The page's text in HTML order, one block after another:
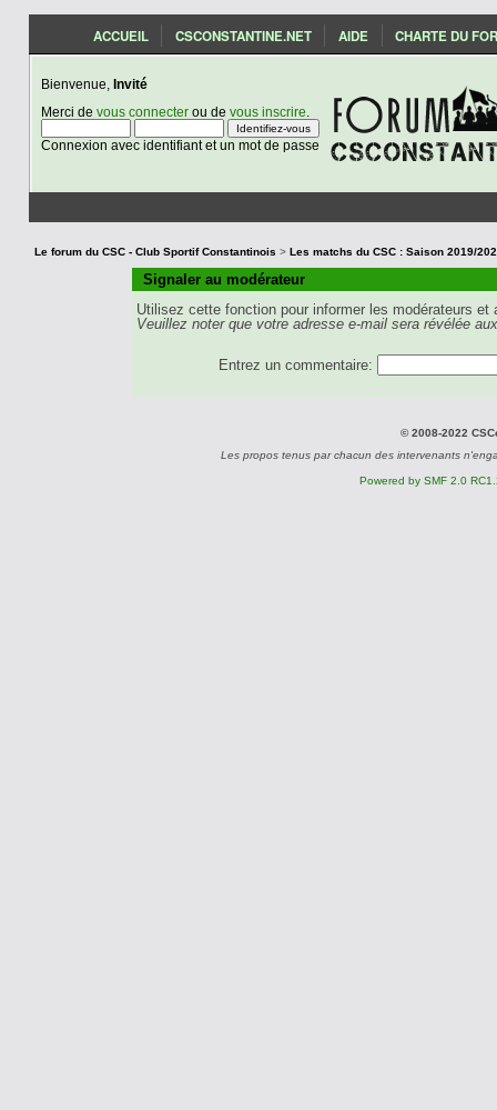
ACCUEIL CSCONSTANTINE.NET AIDE CHARTE DU
Bienvenue, Invité
Merci de vous connecterou de vous inscrire
Connexion avec identifiant et un mot de passe
Le forum du CSC - Club Sportif Constantinois >
Signaler au modérateur
Utilisez cette fonction pour informer les modérateurs
Veuillez noter que votre adresse e-mail sera révélée
Entrez un commentaire:
© 2008-2022
Les propos tenus par chacun des intervenants
Powered by SMF 2.0